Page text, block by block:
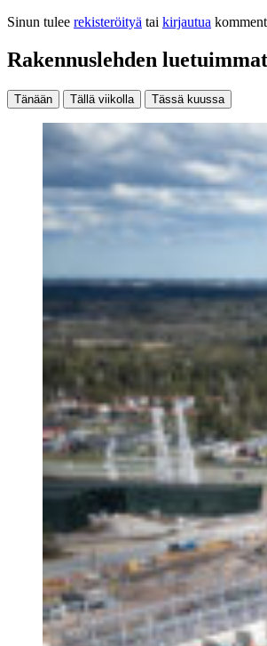
Sinun tulee rekisteröityä tai kirjautua
Rakennuslehden luetuimmat
Tänään Tällä viikolla Tässä kuussa